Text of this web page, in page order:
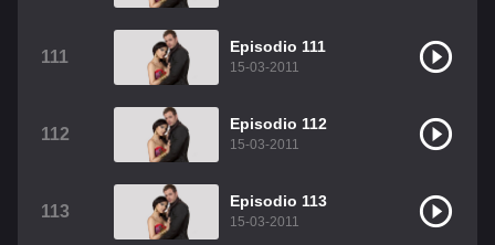
111
Episodio 111
15-03-2011
112
Episodio 112
15-03-2011
113
Episodio 113
15-03-2011